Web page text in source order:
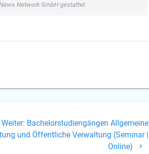
Network GmbH gestattet
Weiter: Nächster
Beitrag:
Bachelorstudiengängen Allgemeine
und Öffentliche Verwaltung (Seminar |
Online)